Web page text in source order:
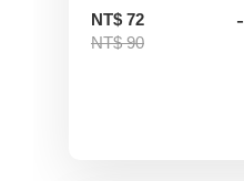
NT$ 72
NT$ 90
-